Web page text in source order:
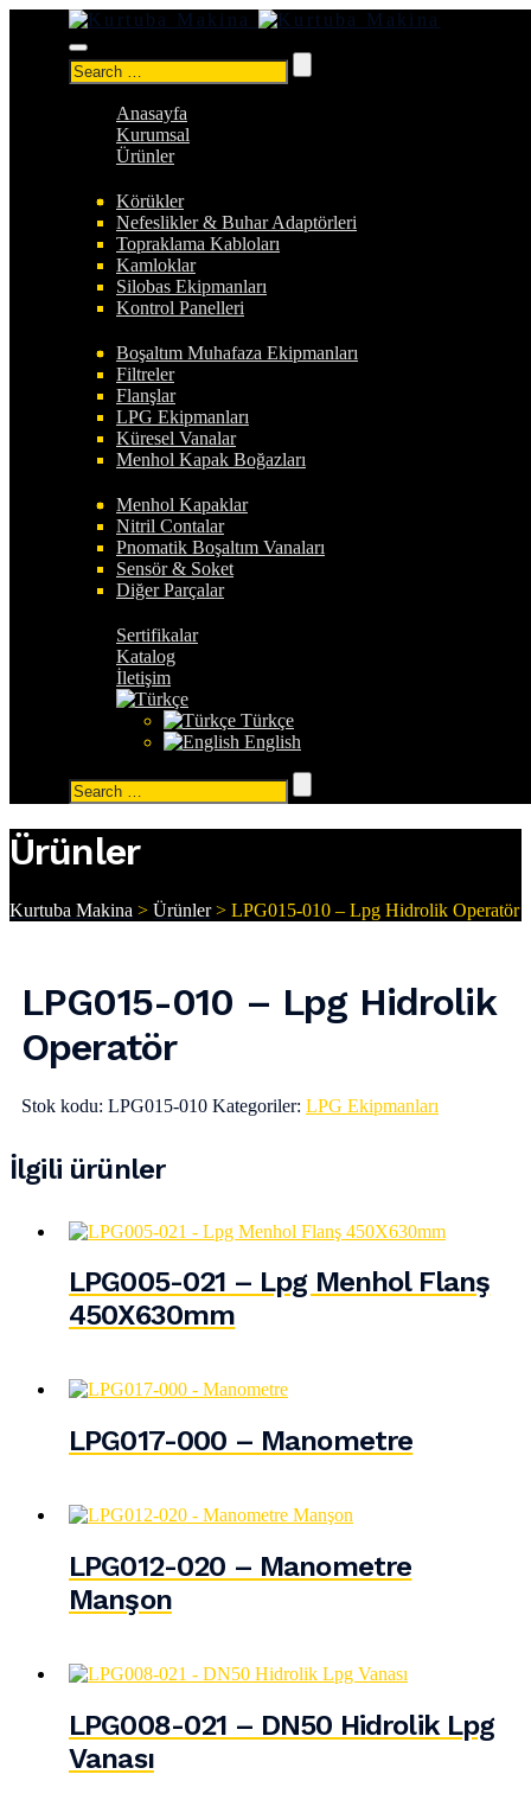
Search
for:
Anasayfa
Kurumsal
Ürünler
Körükler
Nefeslikler & Buhar Adaptörleri
Topraklama Kabloları
Kamloklar
Silobas Ekipmanları
Kontrol Panelleri
Boşaltım Muhafaza Ekipmanları
Filtreler
Flanşlar
LPG Ekipmanları
Küresel Vanalar
Menhol Kapak Boğazları
Menhol Kapaklar
Nitril Contalar
Pnomatik Boşaltım Vanaları
Sensör & Soket
Diğer Parçalar
Sertifikalar
Katalog
İletişim
Türkçe
English
Search
for:
Ürünler
Kurtuba Makina > Ürünler> LPG015-010 – Lpg Hidrolik Operatör
LPG015-010 – Lpg Hidrolik
Operatör
Stok kodu: LPG015-010 Kategoriler: LPG Ekipmanları
İlgili ürünler
LPG005-021 – Lpg Menhol Flanş
450X630mm
LPG017-000 – Manometre
LPG012-020 – Manometre
Manşon
LPG008-021 – DN50 Hidrolik Lpg
Vanası